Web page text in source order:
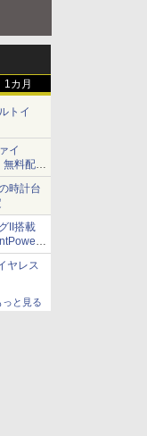
1カ月
トイ
イ
無料配信
時計台
II搭載
ヤレス
っと見る